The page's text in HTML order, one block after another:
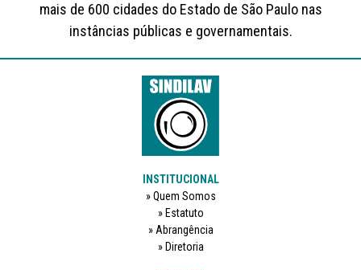
mais de 600 cidades do Estado de São Paulo nas
instâncias públicas e governamentais.
INSTITUCIONAL
Quem Somos
Estatuto
Abrangência
Diretoria